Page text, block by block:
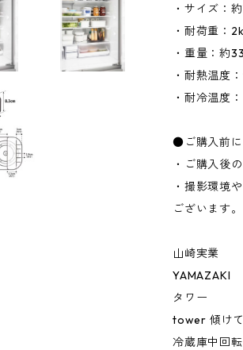
・サイズ：
・耐荷重：
・重量：約
・耐熱温度
・耐冷温度
●ご購入前
・ご購入後
・撮影環境
ございます。
山崎実業
YAMAZAKI
タワー
tower 傾け
冷蔵庫中回